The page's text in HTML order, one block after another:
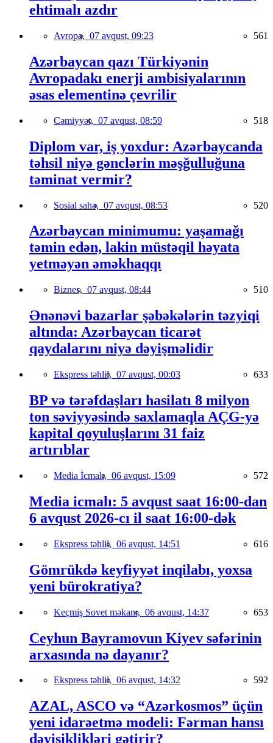
ehtimalı azdır
Avropa, 07 avqust, 09:23 561
Azərbaycan qazı Türkiyənin
Avropadakı enerji ambisiyalarının
əsas elementinə çevrilir
Cəmiyyət, 07 avqust, 08:59 518
Diplom var, iş yoxdur: Azərbaycanda
təhsil niyə gənclərin məşğulluğuna
təminat vermir?
Sosial sahə, 07 avqust, 08:53 520
Azərbaycan minimumu: yaşamağı
təmin edən, lakin müstəqil həyata
yetməyən əməkhaqqı
Biznes, 07 avqust, 08:44 510
Ənənəvi bazarlar şəbəkələrin təzyiqi
altında: Azərbaycan ticarət
qaydalarını niyə dəyişməlidir
Ekspress təhlil, 07 avqust, 00:03 633
BP və tərəfdaşları hasilatı 8 milyon
ton səviyyəsində saxlamaqla AÇG-yə
kapital qoyuluşlarını 31 faiz
artırıblar
Media İcmalı, 06 avqust, 15:09 572
Media icmalı: 5 avqust saat 16:00-dan
6 avqust 2026-cı il saat 16:00-dək
Ekspress təhlil, 06 avqust, 14:51 616
Gömrükdə keyfiyyət inqilabı, yoxsa
yeni bürokratiya?
Keçmiş Sovet məkanı, 06 avqust, 14:37 653
Ceyhun Bayramovun Kiyev səfərinin
arxasında nə dayanır?
Ekspress təhlil, 06 avqust, 14:32 592
AZAL, ASCO və “Azərkosmos” üçün
yeni idarəetmə modeli: Fərman hansı
dəyişiklikləri gətirir?